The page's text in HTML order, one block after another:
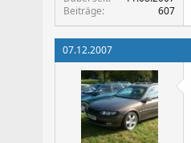
Beiträge
607
07.12.2007